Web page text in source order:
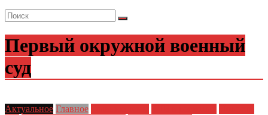
Первый окружной военный
суд
Актуальное Главное